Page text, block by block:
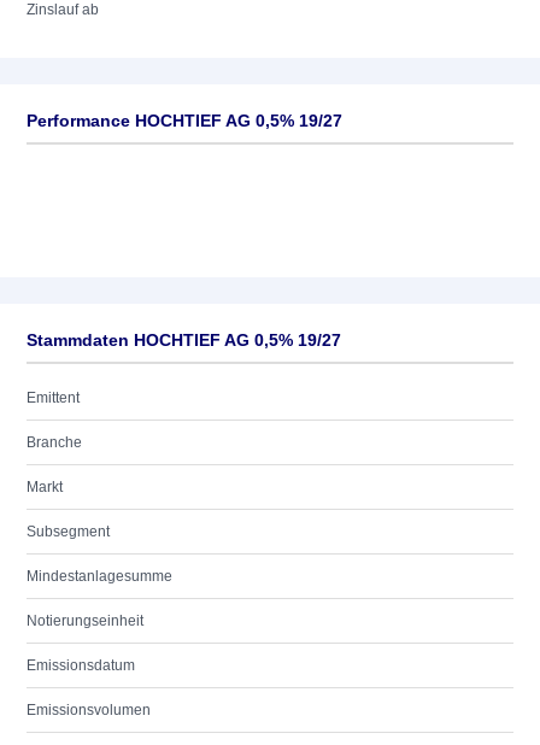
Zinslauf ab
Performance HOCHTIEF AG 0,5% 19/27
Stammdaten HOCHTIEF AG 0,5% 19/27
Emittent
Branche
Markt
Subsegment
Mindestanlagesumme
Notierungseinheit
Emissionsdatum
Emissionsvolumen